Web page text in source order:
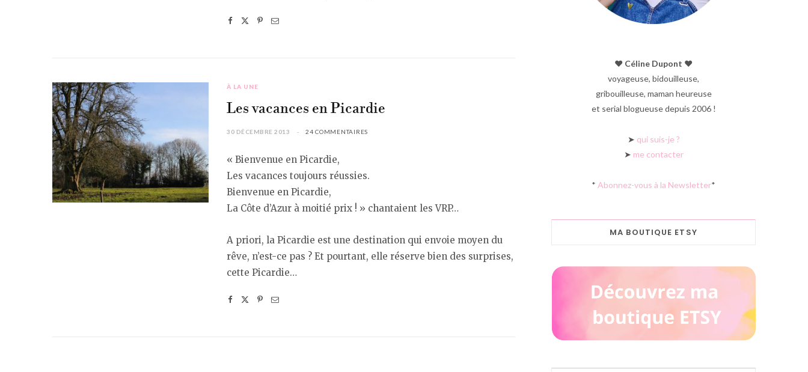
À LA UNE
Les vacances en Picardie
30 DÉCEMBRE 2013 24 COMMENTAIRES
« Bienvenue en Picardie,
Les vacances toujours réussies.
Bienvenue en Picardie,
La Côte d’Azur à moitié prix ! » chantaient les VRP…
A priori, la Picardie est une destination qui envoie moyen du
rêve, n’est-ce pas ? Et pourtant, elle réserve bien des surprises,
cette Picardie…
♥︎ Céline Dupont ♥︎
voyageuse, bidouilleuse,
gribouilleuse, maman heureuse
et serial blogueuse depuis 2006 !
➤ qui suis-je ?
➤ me contacter
* Abonnez-vous à la Newsletter*
MA BOUTIQUE ETSY